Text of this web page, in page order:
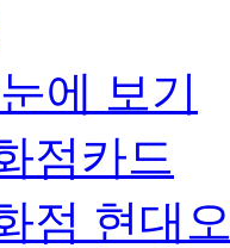
에 보기
점카드
점 현대